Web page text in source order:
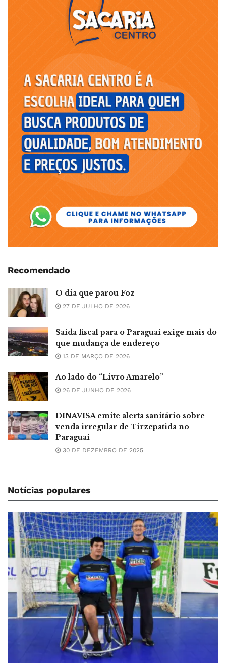
Recomendado
O dia que parou Foz
27 DE JULHO DE 2026
Saída fiscal para o Paraguai exige mais do
que mudança de endereço
13 DE MARÇO DE 2026
Ao lado do “Livro Amarelo”
26 DE JUNHO DE 2026
DINAVISA emite alerta sanitário sobre
venda irregular de Tirzepatida no
Paraguai
30 DE DEZEMBRO DE 2025
Notícias populares